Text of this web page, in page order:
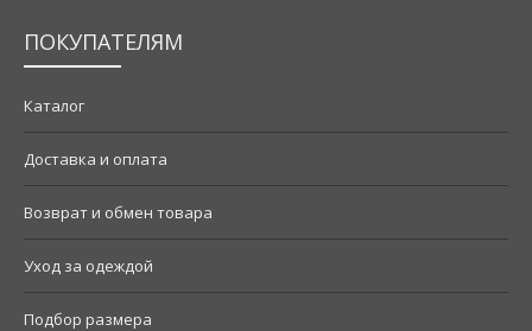
ПОКУПАТЕЛЯМ
Каталог
Доставка и оплата
Возврат и обмен товара
Уход за одеждой
Подбор размера